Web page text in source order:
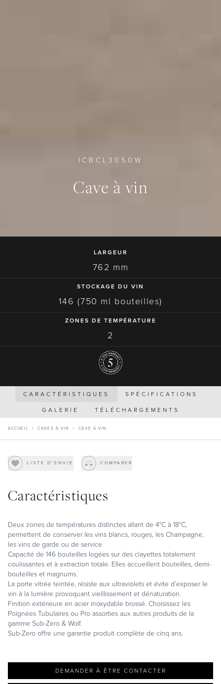
ICBCL3050W
Cave à vin
LARGEUR
762 mm
STOCKAGE DU VIN
146 (750 ml bouteilles)
ZONES DE TEMPÉRATURE
2
CARACTÉRISTIQUES SPÉCIFICATIONS
GALERIE TÉLÉCHARGEMENTS
ACCUEIL /CAVES À VIN / CAVE À VIN
LISTE D'ENVIE COMPARER
Caractéristiques
Deux zones de températures distinctes allant de 4°C à 18°C,
permettent de conserver les vins blancs, rouges, les Champagne,
les vins de garde ou de service
Capacité de 146 bouteilles logées sur des clayettes totalement
coulissantes et à extraction totale. Elles accueillent bouteilles, demi-
bouteilles et magnums.
La porte vitrée teintée, résiste aux ultraviolets et évite d’exposer le
vin à la lumière provoquant vieillissement et dénaturation.
Finition extérieure en acier inoxydable brossé. Choisissez les
Poignées Tubulaires ou Pro assorties aux autres produits de la
gamme Sub-Zero & Wolf.
Sub-Zero offre une garantie produit complète de cinq ans.
DEMANDER À ÊTRE CONTACTER